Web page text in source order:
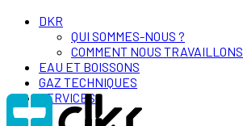
DKR
QUI SOMMES-NOUS ?
COMMENT NOUS TRAVAILLONS
EAU ET BOISSONS
GAZ TECHNIQUES
SERVICES